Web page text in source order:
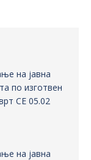
на јавна
по изготвен
СЕ 05.02
на јавна